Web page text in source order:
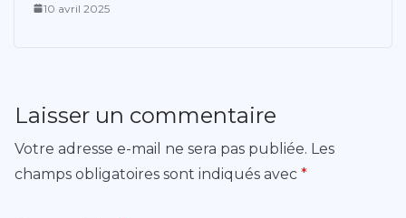
10 avril 2025
Laisser un commentaire
Votre adresse e-mail ne sera pas publiée. Les
champs obligatoires sont indiqués avec *